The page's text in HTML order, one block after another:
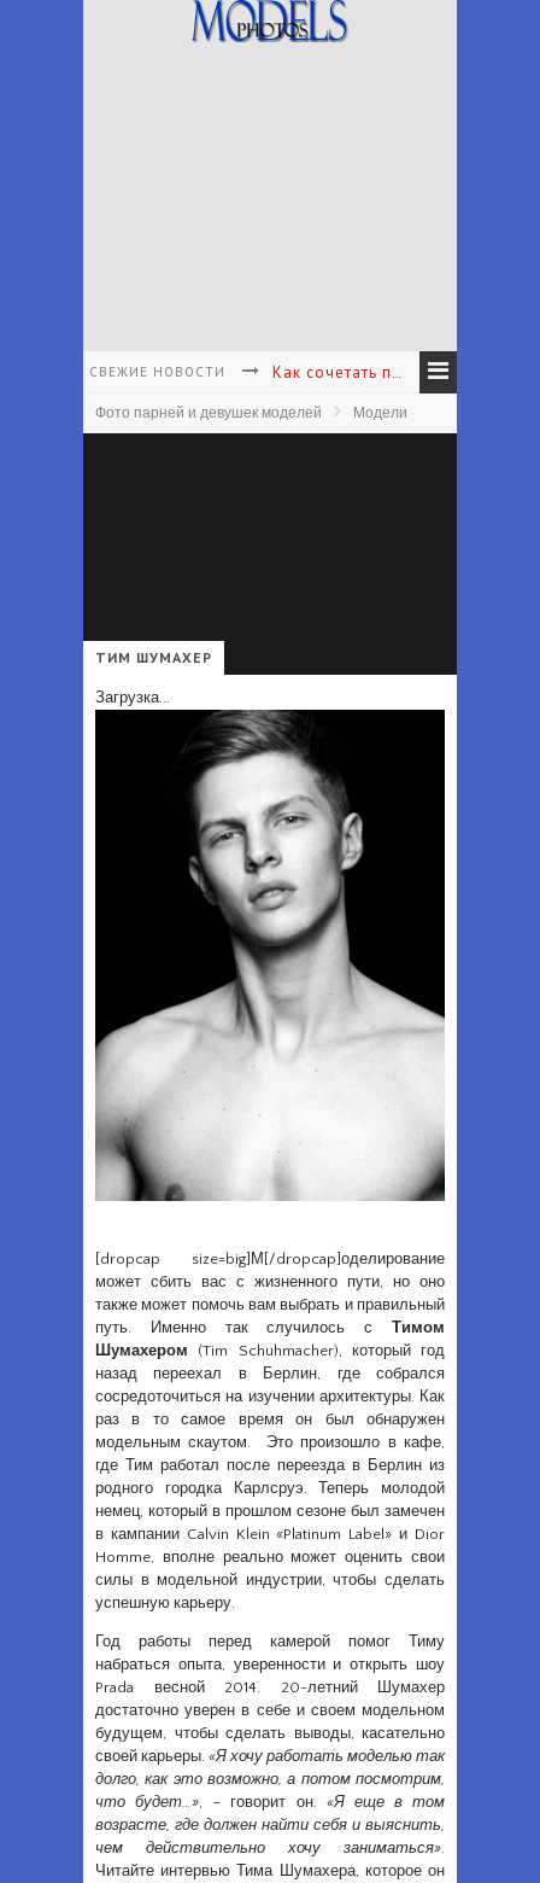
СВЕЖИЕ НОВОСТИ Как сочетать принты в одежде - Как подбирать и сочетать принты
Как подобрать аксессуары к наряду - Как подобрать аксессуары в соответствии с вашим личным стилем
Фото парней и девушек моделей Модели
ТИМ ШУМАХЕР
Загрузка...
[dropcap size=big]М[/dropcap]оделирование
может сбить вас с жизненного пути, но оно
также может помочь вам выбрать и правильный
путь. Именно так случилось с Тимом
Шумахером (Tim Schuhmacher), который год
назад переехал в Берлин, где собрался
сосредоточиться на изучении архитектуры. Как
раз в то самое время он был обнаружен
модельным скаутом. Это произошло в кафе,
где Тим работал после переезда в Берлин из
родного городка Карлсруэ. Теперь молодой
немец, который в прошлом сезоне был замечен
в кампании Calvin Klein «Platinum Label» и Dior
Homme, вполне реально может оценить свои
силы в модельной индустрии, чтобы сделать
успешную карьеру.
Год работы перед камерой помог Тиму
набраться опыта, уверенности и открыть шоу
Prada весной 2014. 20-летний Шумахер
достаточно уверен в себе и своем модельном
будущем, чтобы сделать выводы, касательно
своей карьеры. «Я хочу работать моделью так
долго, как это возможно, а потом посмотрим,
что будет…», – говорит он. «Я еще в том
возрасте, где должен найти себя и выяснить,
чем действительно хочу заниматься».
Читайте интервью Тима Шумахера, которое он